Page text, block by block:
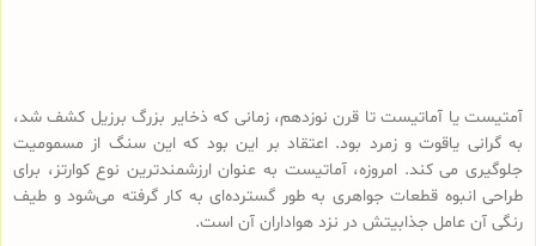
آمتیست یا آماتیست تا قرن نوزدهم، زمانی که ذخایر بزرگ برزیل کشف شد،
به گرانی یاقوت و زمرد بود. اعتقاد بر این بود که این سنگ از مسمومیت
جلوگیری می کند. امروزه، آماتیست به عنوان ارزشمندترین نوع کوارتز، برای
طراحی انبوه قطعات جواهری به طور گسترده‌ای به کار گرفته می‌شود و طیف
رنگی آن عامل جذابیتش در نزد هواداران آن است.